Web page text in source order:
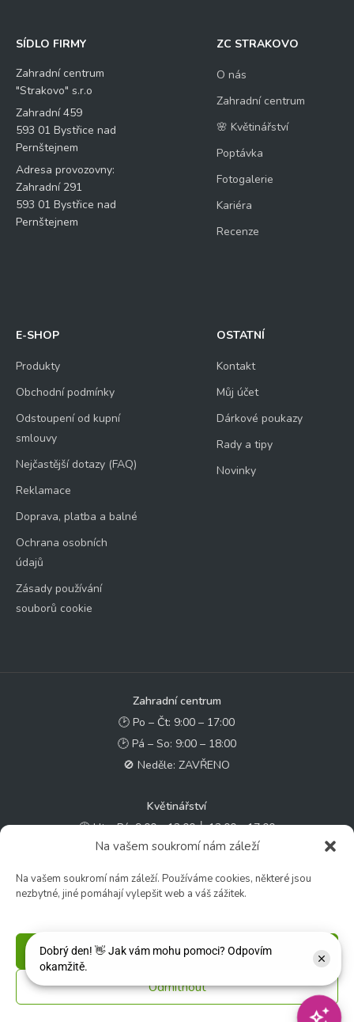
Na vašem soukromí nám záleží
Na vašem soukromí nám záleží. Používáme cookies, některé jsou
nezbytné, jiné pomáhají vylepšit web a váš zážitek.
Příjmout
Odmítnout
SÍDLO FIRMY
Zahradní centrum
"Strakovo" s.r.o
Zahradní 459
593 01 Bystřice nad
Pernštejnem
Adresa provozovny:
Zahradní 291
593 01 Bystřice nad
Pernštejnem
ZC STRAKOVO
O nás
Zahradní centrum
🌸 Květinářství
Poptávka
Fotogalerie
Kariéra
Recenze
E-SHOP
Produkty
Obchodní podmínky
Odstoupení od kupní
smlouvy
Nejčastější dotazy (FAQ)
Reklamace
Doprava, platba a balné
Ochrana osobních
údajů
Zásady používání
souborů cookie
OSTATNÍ
Kontakt
Můj účet
Dárkové poukazy
Rady a tipy
Novinky
Zahradní centrum
🕑 Po – Čt: 9:00 – 17:00
🕑 Pá – So: 9:00 – 18:00
🚫 Neděle: ZAVŘENO
Květinářství
🕑 Ut – Pá: 9:00 - 12:00 │ 13:00 - 17:00
🕑 So: 9:00 – 15:00
🚫 Ne - Po: ZAVŘENO